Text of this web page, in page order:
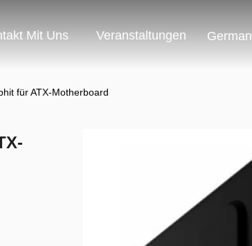
Mit Uns Veranstaltungen German
für ATX-Motherboard